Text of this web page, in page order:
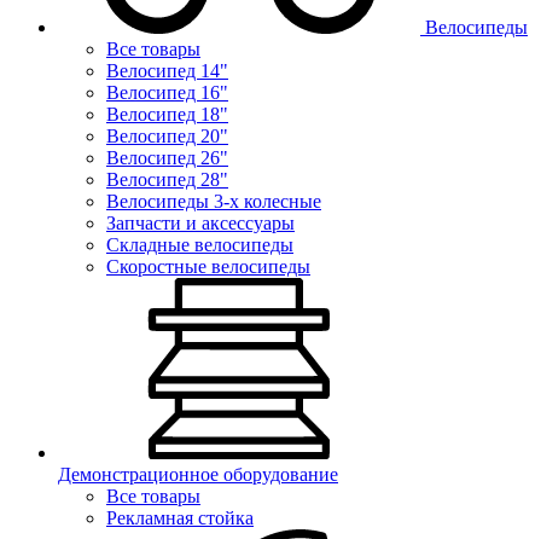
Велосипеды
Все товары
Велосипед 14"
Велосипед 16"
Велосипед 18"
Велосипед 20"
Велосипед 26"
Велосипед 28"
Велосипеды 3-х колесные
Запчасти и аксессуары
Складные велосипеды
Скоростные велосипеды
Демонстрационное оборудование
Все товары
Рекламная стойка